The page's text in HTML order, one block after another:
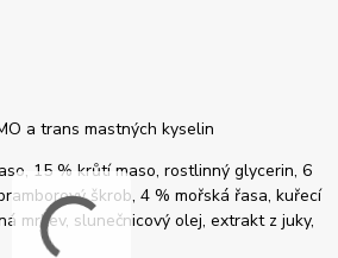
a trans mastných kyselin
15 % krůtí maso, rostlinný glycerin, 6
škrob, 4 % mořská řasa, kuřecí
mrkev, slunečnicový olej, extrakt z juky,